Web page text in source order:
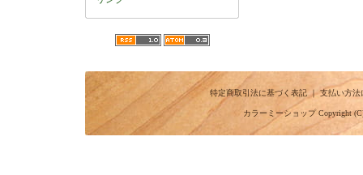
特定商取引法に基づく表記｜支払い方法
カラーミーショップCopyright